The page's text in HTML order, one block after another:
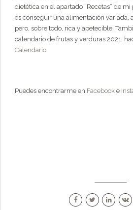
dietética en el apartado “Recetas” de
es conseguir una alimentación variada,
pero, sobre todo, rica y apetecible.
calendario de frutas y verduras 2021,
Calendario
Puedes encontrarme en Facebook e